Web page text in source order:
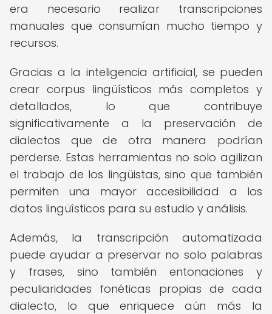
era necesario realizar transcripciones
manuales que consumían mucho tiempo y
recursos.
Gracias a la inteligencia artificial, se pueden
crear corpus lingüísticos más completos y
detallados, lo que contribuye
significativamente a la preservación de
dialectos que de otra manera podrían
perderse. Estas herramientas no solo agilizan
el trabajo de los lingüistas, sino que también
permiten una mayor accesibilidad a los
datos lingüísticos para su estudio y análisis.
Además, la transcripción automatizada
puede ayudar a preservar no solo palabras
y frases, sino también entonaciones y
peculiaridades fonéticas propias de cada
dialecto, lo que enriquece aún más la